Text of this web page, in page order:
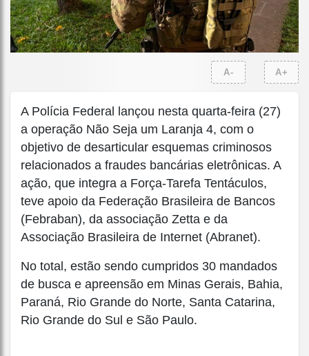
A- A+
A Polícia Federal lançou nesta quarta-feira (27)
a operação Não Seja um Laranja 4, com o
objetivo de desarticular esquemas criminosos
relacionados a fraudes bancárias eletrônicas. A
ação, que integra a Força-Tarefa Tentáculos,
teve apoio da Federação Brasileira de Bancos
(Febraban), da associação Zetta e da
Associação Brasileira de Internet (Abranet).
No total, estão sendo cumpridos 30 mandados
de busca e apreensão em Minas Gerais, Bahia,
Paraná, Rio Grande do Norte, Santa Catarina,
Rio Grande do Sul e São Paulo.